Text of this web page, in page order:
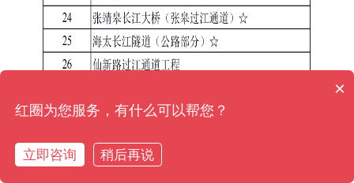
×
红圈为您服务，有什么可以帮您？
立即咨询 稍后再说
购买咨询 售前电话